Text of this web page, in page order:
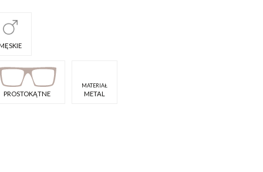
PROSTOKĄTNE
MATERIAŁ
METAL